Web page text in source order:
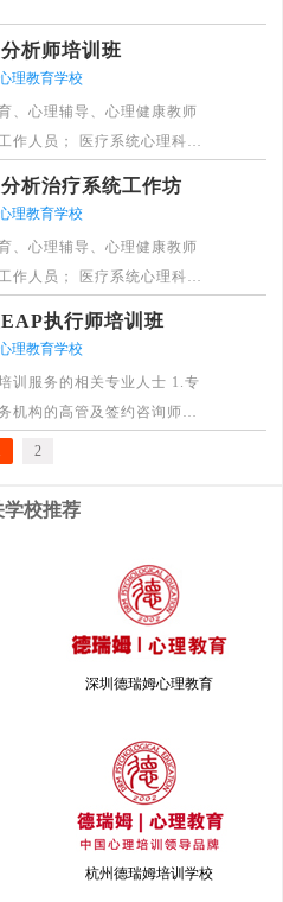
析师培训班
理教育学校
、心理辅导、心理健康教师
作人员； 医疗系统心理科、
治疗领域工作的专业人士；
析治疗系统工作坊
理教育学校
、心理辅导、心理健康教师
作人员； 医疗系统心理科、
治疗领域工作的专业人士；
执行师培训班
理教育学校
训服务的相关专业人士 1.专
机构的高管及签约咨询师，
有志开拓组织心理服务市场的
点的企业人力资源管理咨询
理咨询相关专业老师及心理
机构的专业人士； 组织内部
负责人和专业人士 6.大中型
、工会主管及其他中高层管理
2
学校推荐
深圳德瑞姆心理教育
杭州德瑞姆培训学校